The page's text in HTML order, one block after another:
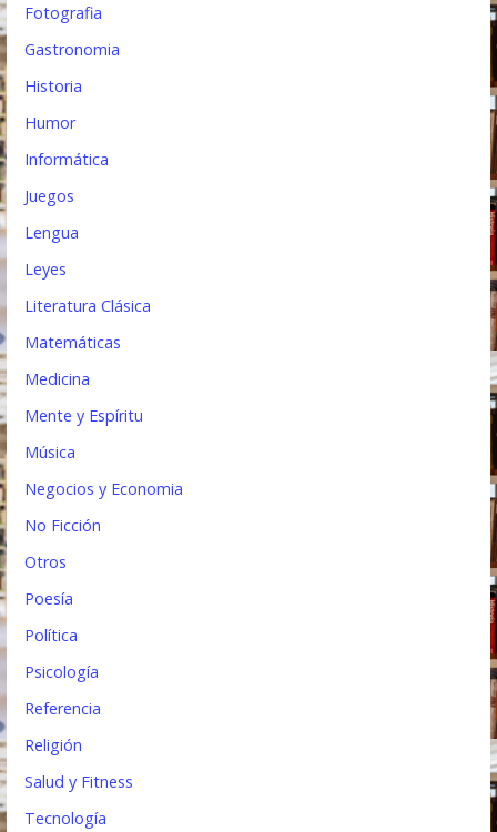
Fotografia
Gastronomia
Historia
Humor
Informática
Juegos
Lengua
Leyes
Literatura Clásica
Matemáticas
Medicina
Mente y Espíritu
Música
Negocios y Economia
No Ficción
Otros
Poesía
Política
Psicología
Referencia
Religión
Salud y Fitness
Tecnología